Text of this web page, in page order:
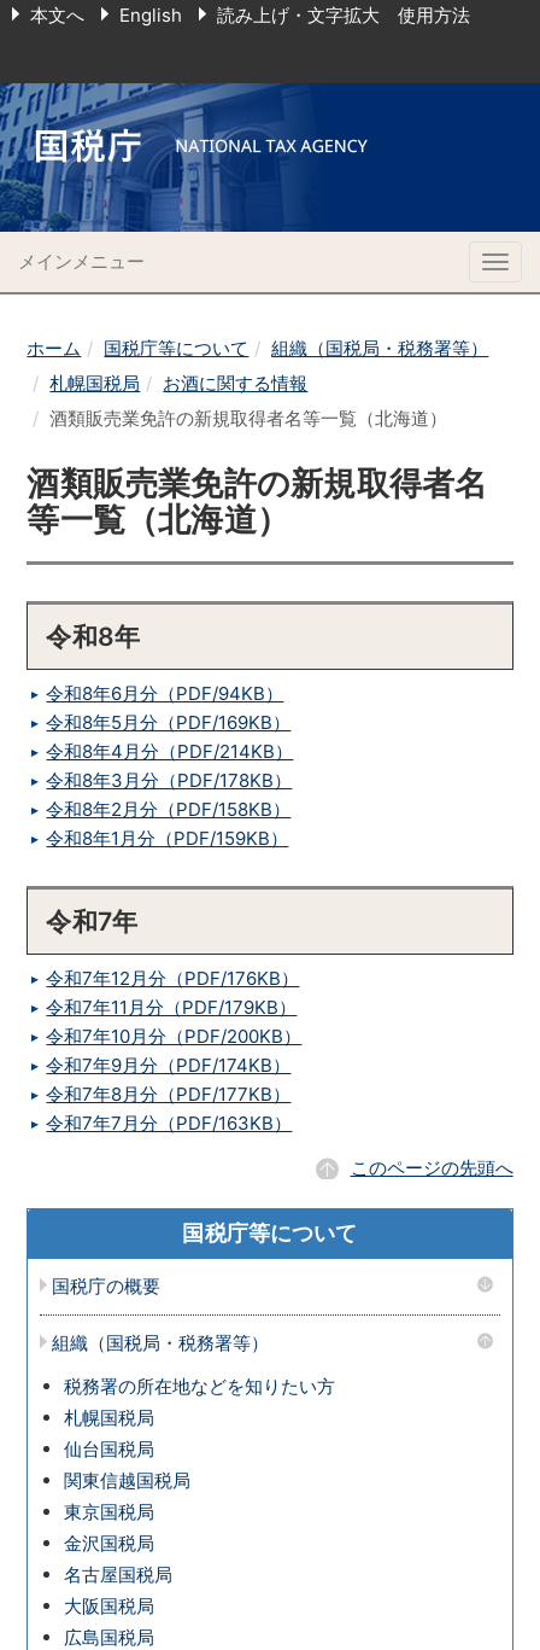
本文へ English 読み上げ・文字拡大 使用方法
メインメニュー
ホーム 国税庁等について
組織（国税局・税務署等）
札幌国税局
お酒に関する情報
酒類販売業免許の新規取得者名等一覧（北海道）
酒類販売業免許の新規取得者名
等一覧（北海道）
令和8年
令和8年6月分（PDF/94KB）
令和8年5月分（PDF/169KB）
令和8年4月分（PDF/214KB）
令和8年3月分（PDF/178KB）
令和8年2月分（PDF/158KB）
令和8年1月分（PDF/159KB）
令和7年
令和7年12月分（PDF/176KB）
令和7年11月分（PDF/179KB）
令和7年10月分（PDF/200KB）
令和7年9月分（PDF/174KB）
令和7年8月分（PDF/177KB）
令和7年7月分（PDF/163KB）
このページの先頭へ
国税庁等について
国税庁の概要
組織（国税局・税務署等）
税務署の所在地などを知りたい方
札幌国税局
仙台国税局
関東信越国税局
東京国税局
金沢国税局
名古屋国税局
大阪国税局
広島国税局